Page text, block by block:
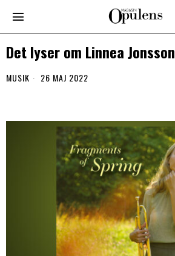
Det lyser om Linnea Jonsson
MUSIK 26 MAJ 2022